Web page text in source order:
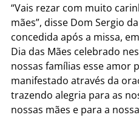
“Vais rezar com muito
mães”, disse Dom Sergio
concedida após a missa,
Dia das Mães celebrado
nossas famílias esse amor
manifestado através da
trazendo alegria para as
nossas mães e para a